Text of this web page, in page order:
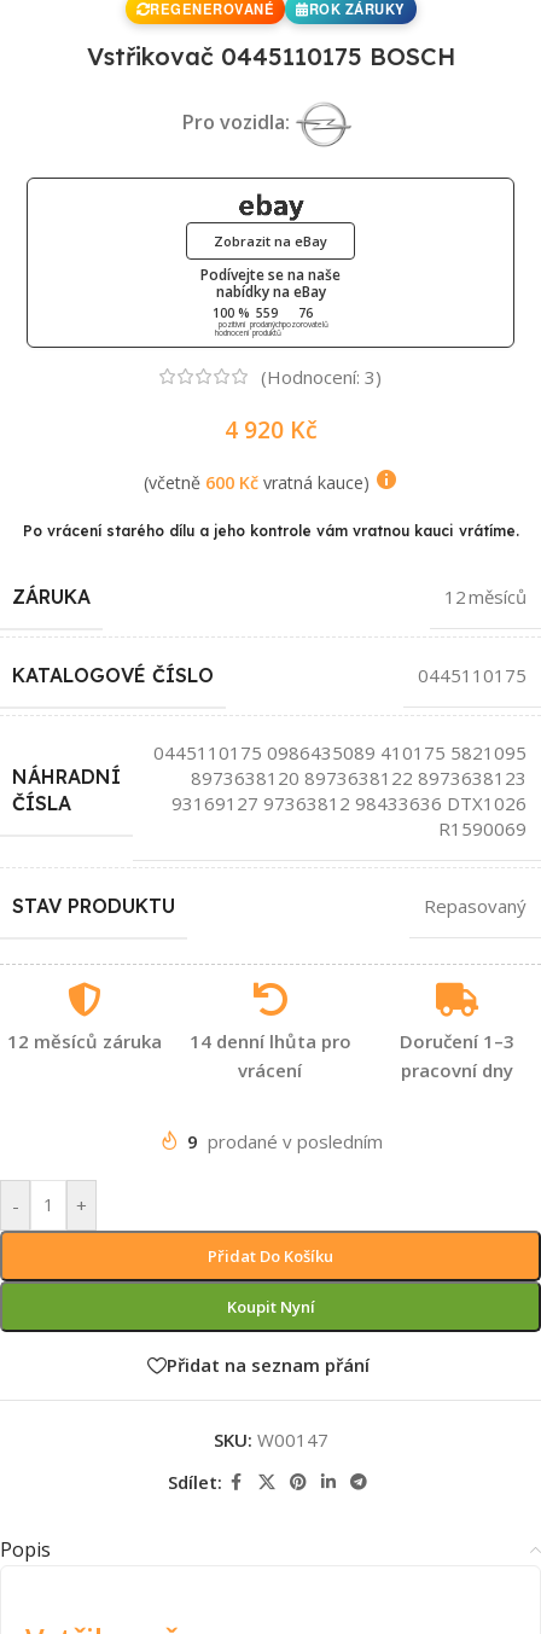
REGENEROVANÉ ROK ZÁRUKY
Vstřikovač 0445110175 BOSCH
Pro vozidla:
Podívejte se na naše
nabídky na eBay
100 %
pozitivní
hodnocení
559
prodaných
produktů
76
pozorovatelů
Zobrazit na eBay
(Hodnocení: 3)
4 920 Kč
(včetně 600 Kčvratná kauce)
Po vrácení starého dílu a jeho kontrole vám vratnou kauci vrátíme.
ZÁRUKA 12 měsíců
KATALOGOVÉ ČÍSLO 0445110175
NÁHRADNÍ
ČÍSLA
0445110175 0986435089 410175 5821095
8973638120 8973638122 8973638123
93169127 97363812 98433636 DTX1026
R1590069
STAV PRODUKTU Repasovaný
12 měsíců záruka
14 denní lhůta pro
vrácení
Doručení 1–3
pracovní dny
9 prodané v posledním
- +
Přidat Do Košíku
Koupit Nyní
Přidat na seznam přání
SKU: W00147
Sdílet:
Popis